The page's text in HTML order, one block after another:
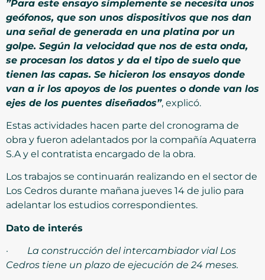
”Para este ensayo simplemente se necesita unos
geófonos, que son unos dispositivos que nos dan
una señal de generada en una platina por un
golpe. Según la velocidad que nos de esta onda,
se procesan los datos y da el tipo de suelo que
tienen las capas. Se hicieron los ensayos donde
van a ir los apoyos de los puentes o donde van los
ejes de los puentes diseñados”, explicó.
Estas actividades hacen parte del cronograma de
obra y fueron adelantados por la compañía Aquaterra
S.A y el contratista encargado de la obra.
Los trabajos se continuarán realizando en el sector de
Los Cedros durante mañana jueves 14 de julio para
adelantar los estudios correspondientes.
Dato de interés
· La construcción del intercambiador vial Los
Cedros tiene un plazo de ejecución de 24 meses.